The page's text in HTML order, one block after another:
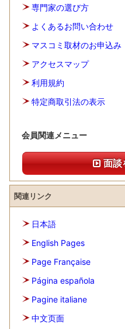
専門家の選び方
よくあるお問い合わせ
マスコミ取材のお申込み
アクセスマップ
利用規約
特定商取引法の表示
会員関連メニュー
面談
関連リンク
日本語
English Pages
Page Française
Página española
Pagine italiane
中文页面